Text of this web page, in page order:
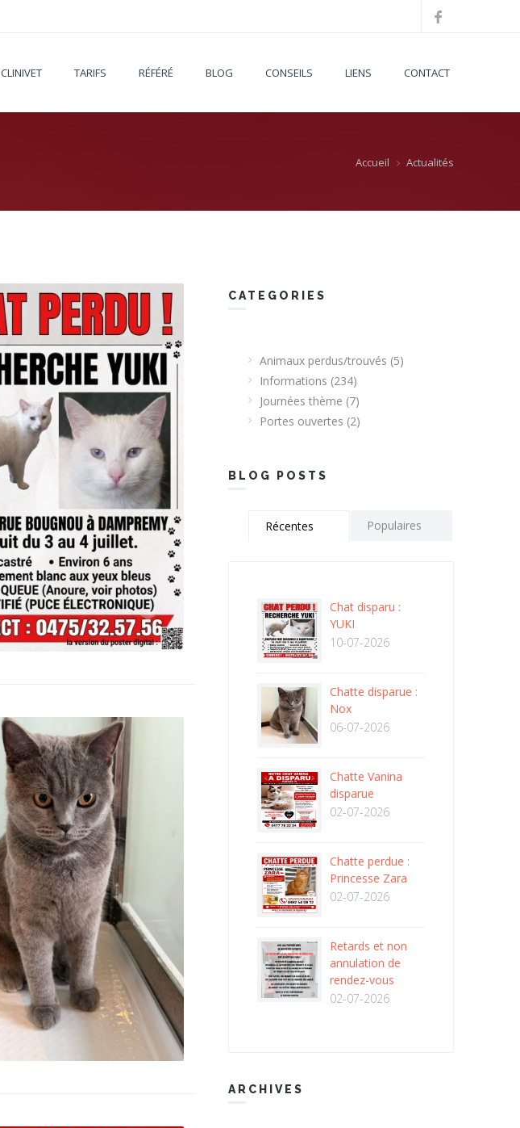
CLINIVET TARIFS RÉFÉRÉ BLOG CONSEILS LIENS CONTACT
Accueil Actualités
CATEGORIES
Animaux perdus/trouvés (5)
Informations (234)
Journées thème (7)
Portes ouvertes (2)
BLOG POSTS
Récentes Populaires
Chat disparu :
YUKI
10-07-2026
Chatte disparue :
Nox
06-07-2026
Chatte Vanina
disparue
02-07-2026
Chatte perdue :
Princesse Zara
02-07-2026
Retards et non
annulation de
rendez-vous
02-07-2026
ARCHIVES